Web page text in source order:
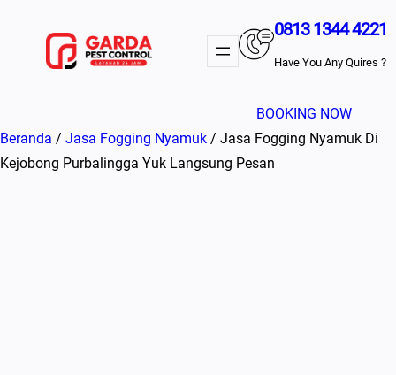
0813 1344 4221
Have You Any Quires ?
BOOKING NOW
Beranda / Jasa Fogging Nyamuk / Jasa Fogging Nyamuk Di
Kejobong Purbalingga Yuk Langsung Pesan